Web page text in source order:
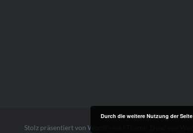
Stolz präsentiert von WordPress
Durch die weitere Nutzung der